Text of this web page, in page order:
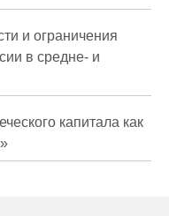
и ограничения
в средне- и
капитала как